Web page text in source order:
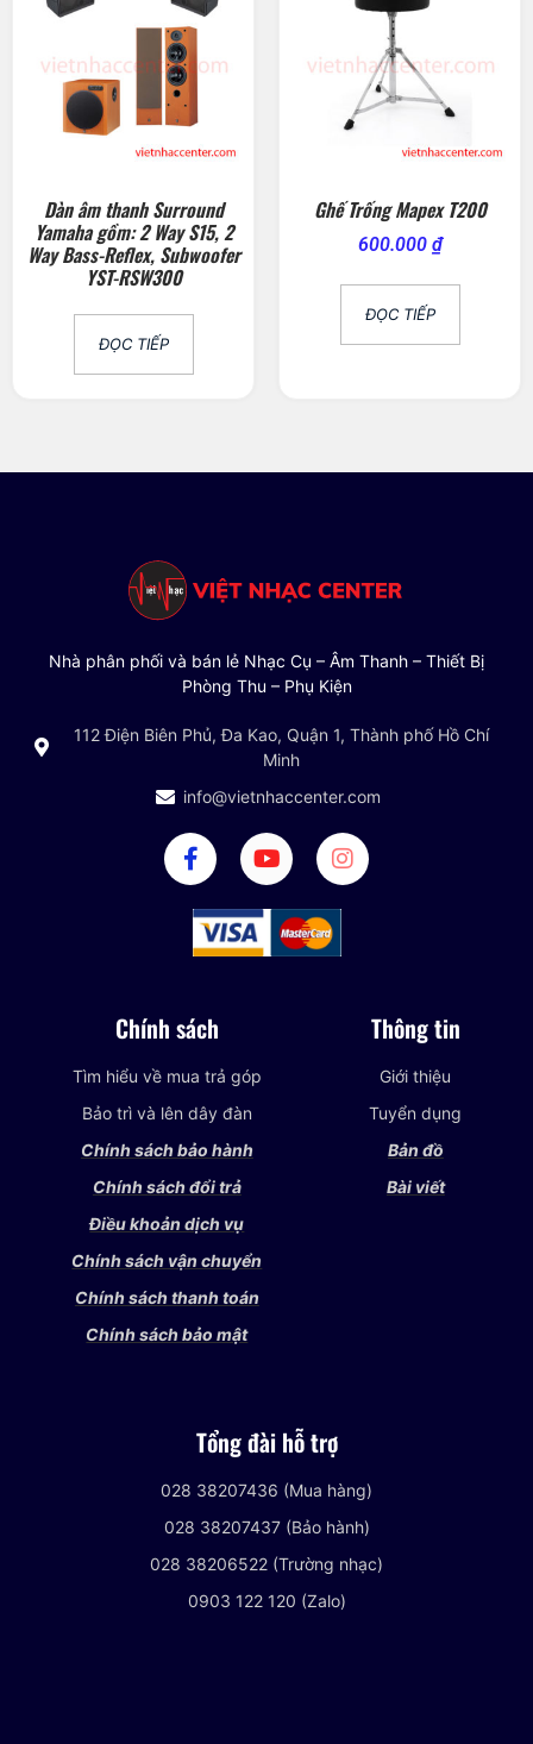
Dàn âm thanh Surround
Yamaha gồm: 2 Way S15, 2
Way Bass-Reflex, Subwoofer
YST-RSW300
ĐỌC TIẾP
Ghế Trống Mapex T200
600.000 ₫
ĐỌC TIẾP
Nhà phân phối và bán lẻ Nhạc Cụ – Âm Thanh – Thiết Bị
Phòng Thu – Phụ Kiện
112 Điện Biên Phủ, Đa Kao, Quận 1, Thành phố Hồ Chí
Minh
info@vietnhaccenter.com
Chính sách
Tìm hiểu về mua trả góp
Bảo trì và lên dây đàn
Chính sách bảo hành
Chính sách đổi trả
Điều khoản dịch vụ
Chính sách vận chuyển
Chính sách thanh toán
Chính sách bảo mật
Thông tin
Giới thiệu
Tuyển dụng
Bản đồ
Bài viết
Tổng đài hỗ trợ
028 38207436 (Mua hàng)
028 38207437 (Bảo hành)
028 38206522 (Trường nhạc)
0903 122 120 (Zalo)